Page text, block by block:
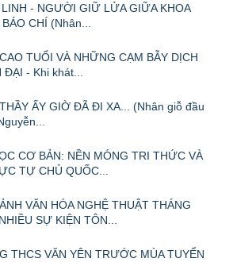
LINH - NGƯỜI GIỮ LỬA GIỮA KHOA
BÁO CHÍ (Nhân...
TUỔI VÀ NHỮNG CẠM BẪY DỊCH
ĐẠI - Khi khát...
ẤY GIỜ ĐÃ ĐI XA... (Nhân giỗ đầu
CƠ BẢN: NỀN MÓNG TRI THỨC VÀ
TỰ CHỦ QUỐC...
VĂN HÓA NGHỆ THUẬT THÁNG
SỰ KIỆN TÔN...
THCS VĂN YÊN TRƯỚC MÙA TUYỂN